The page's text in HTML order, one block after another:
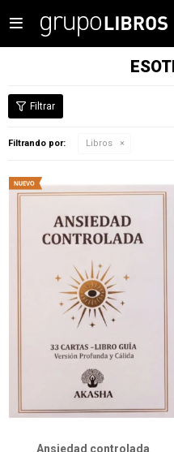

Filtrando por: Libros
Ansiedad controlada